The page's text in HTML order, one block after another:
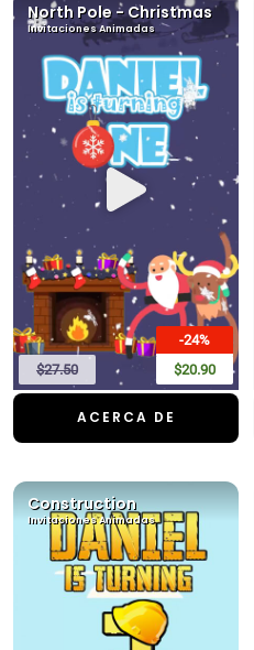
North Pole - Christmas
Invitaciones Animadas
-24%
$20.90
$27.50
ACERCA DE
Construction
Invitaciones Animadas